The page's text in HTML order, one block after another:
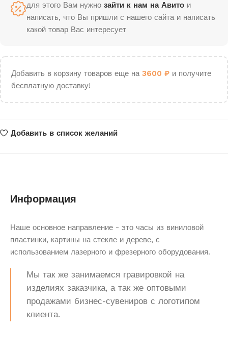
для этого Вам нужно зайти к нам на Авито и
написать, что Вы пришли с нашего сайта и написать
какой товар Вас интересует
Добавить в корзину товаров еще на 3600 ₽ и получите
бесплатную доставку!
Добавить в список желаний
Информация
Наше основное направление - это часы из виниловой
пластинки, картины на стекле и дереве, с
использованием лазерного и фрезерного оборудования.
Мы так же занимаемся гравировкой на
изделиях заказчика, а так же оптовыми
продажами бизнес-сувениров с логотипом
клиента.